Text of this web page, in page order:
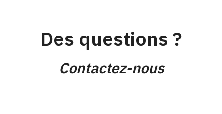
Des questions ?
Contactez-nous